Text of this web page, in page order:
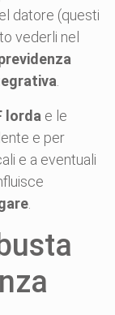
datore (questi
vederli nel
lorda e le
e per
e a eventuali